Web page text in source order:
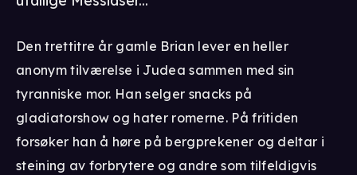
Den trettitre år gamle Brian lever en heller
anonym tilværelse i Judea sammen med sin
tyranniske mor. Han selger snacks på
gladiatorshow og hater romerne. På fritiden
forsøker han å høre på bergprekener og deltar i
steining av forbrytere og andre som tilfeldigvis